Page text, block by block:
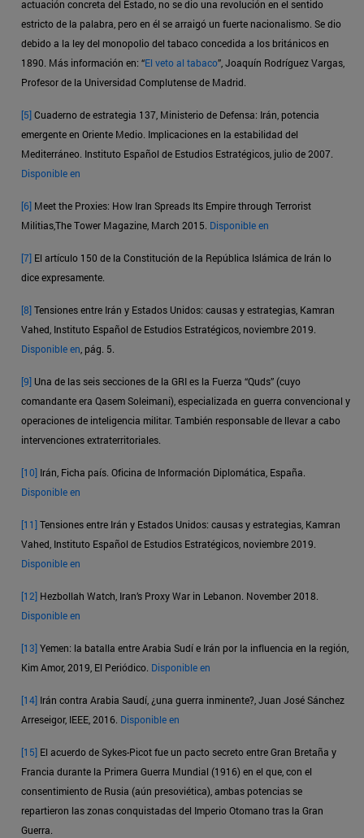
actuación concreta del Estado, no se dio una revolución en el sentido
estricto de la palabra, pero en él se arraigó un fuerte nacionalismo. Se dio
debido a la ley del monopolio del tabaco concedida a los británicos en
1890. Más información en: “El veto al tabaco”, Joaquín Rodríguez Vargas,
Profesor de la Universidad Complutense de Madrid.
[5]Cuaderno de estrategia 137, Ministerio de Defensa: Irán, potencia
emergente en Oriente Medio. Implicaciones en la estabilidad del
Mediterráneo. Instituto Español de Estudios Estratégicos, julio de 2007.
Disponible en
[6] Meet the Proxies: How Iran Spreads Its Empire through Terrorist
Militias,The Tower Magazine, March 2015. Disponible en
[7] El artículo 150 de la Constitución de la República Islámica de Irán lo
dice expresamente.
[8]Tensiones entre Irán y Estados Unidos: causas y estrategias, Kamran
Vahed, Instituto Español de Estudios Estratégicos, noviembre 2019.
Disponible en , pág. 5.
[9] Una de las seis secciones de la GRI es la Fuerza “Quds” (cuyo
comandante era Qasem Soleimani), especializada en guerra convencional y
operaciones de inteligencia militar. También responsable de llevar a cabo
intervenciones extraterritoriales.
[10] Irán, Ficha país. Oficina de Información Diplomática, España.
Disponible en
[11]Tensiones entre Irán y Estados Unidos: causas y estrategias, Kamran
Vahed, Instituto Español de Estudios Estratégicos, noviembre 2019.
Disponible en
[12] Hezbollah Watch, Iran’s Proxy War in Lebanon. November 2018.
Disponible en
[13]Yemen: la batalla entre Arabia Sudí e Irán por la influencia en la región,
Kim Amor, 2019, El Periódico. Disponible en
[14] Irán contra Arabia Saudí, ¿una guerra inminente?, Juan José Sánchez
Arreseigor, IEEE, 2016. Disponible en
[15] El acuerdo de Sykes-Picot fue un pacto secreto entre Gran Bretaña y
Francia durante la Primera Guerra Mundial (1916) en el que, con el
consentimiento de Rusia (aún presoviética), ambas potencias se
repartieron las zonas conquistadas del Imperio Otomano tras la Gran
Guerra.